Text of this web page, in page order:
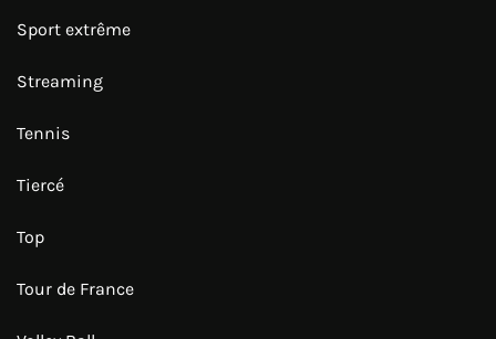
Sport extrême
Streaming
Tennis
Tiercé
Top
Tour de France